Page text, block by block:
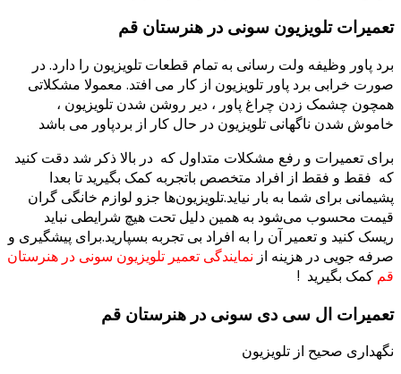
تعمیرات تلویزیون سونی در هنرستان قم
برد پاور وظیفه ولت رسانی به تمام قطعات تلویزیون را دارد. در
صورت خرابی برد پاور تلویزیون از کار می افتد. معمولا مشکلاتی
همچون چشمک زدن چراغ پاور ، دیر روشن شدن تلویزیون ،
خاموش شدن ناگهانی تلویزیون در حال کار از بردپاور می باشد
برای تعمیرات و رفع مشکلات متداول که در بالا ذکر شد دقت کنید
که فقط و فقط از افراد متخصص باتجربه کمک بگیرید تا بعدا
پشیمانی برای شما به بار نیاید.تلویزیون‌ها جزو لوازم خانگی گران
قیمت محسوب می‌شود به همین دلیل تحت هیچ شرایطی نباید
ریسک کنید و تعمیر آن را به افراد بی تجربه بسپارید.برای پیشگیری و
صرفه جویی در هزینه از نمایندگی تعمیر تلویزیون سونی در هنرستان
قم کمک بگیرید !
تعمیرات ال سی دی سونی در هنرستان قم
نگهداری صحیح از تلویزیون‌